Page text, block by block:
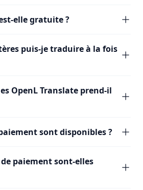
elle gratuite ?
puis-je traduire à la fois
OpenL Translate prend-il
sont disponibles ?
paiement sont-elles